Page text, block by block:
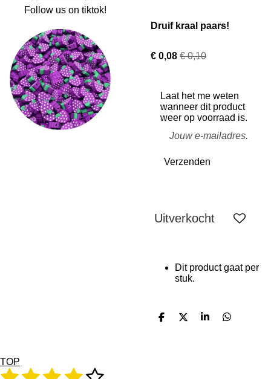
Follow us on tiktok!
Druif kraal paars!
€ 0,08 € 0,10
Laat het me weten
wanneer dit product
weer op voorraad is.
Verzenden
Uitverkocht
Dit product gaat per
stuk.
D
D
S
D
TOP
R
S